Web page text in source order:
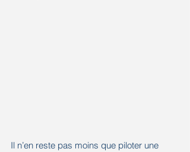
Il n’en reste pas moins que piloter une